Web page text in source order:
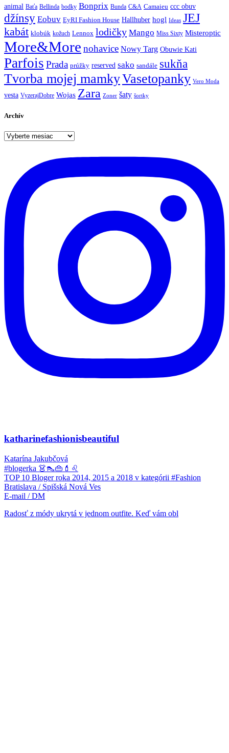
animal Baťa Bellinda bodky Bonprix Bunda C&A Camaieu ccc obuv
džínsy Eobuv EyRI Fashion House Hallhuber hogl Ideas JEJ
kabát klobúk kožuch Lennox lodičky Mango Miss Sixty Misteroptic
More&More nohavice Nowy Targ Obuwie Kati
Parfois Prada prúžky reserved sako sandále sukňa
Tvorba mojej mamkyVasetopanky Vero Moda
vesta VyzerajDobre Wojas Zara Zoner šaty šortky
Archív
Archív
katharinefashionisbeautiful
Katarína Jakubčová
#blogerka 👗👠👜💄♌
TOP 10 Bloger roka 2014, 2015 a 2018 v kategórii #Fashion
Bratislava / Spišská Nová Ves
E-mail / DM
Radosť z módy ukrytá v jednom outfite. Keď vám obl